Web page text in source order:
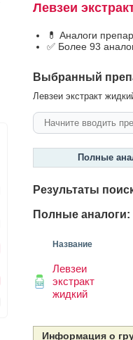
Левзеи
💊 Аналоги
✅ Более 93
Выбранный
Левзеи экстракт
Полные
Результаты
Полные аналоги:
Название
Левзеи
экстракт
жидкий
Информация о